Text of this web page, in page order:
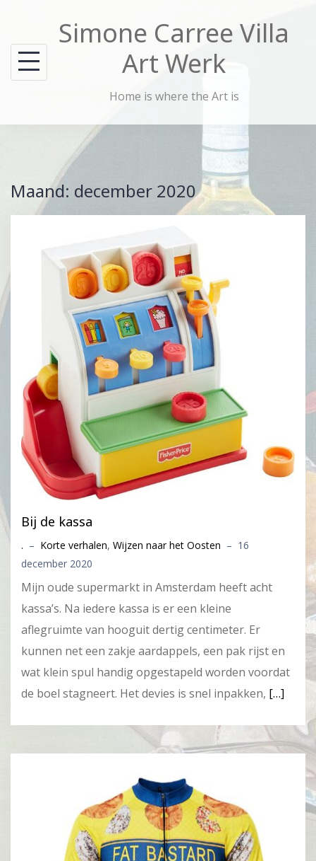
content
Simone Carree Villa
Art Werk
Home is where the Art is
Maand: december 2020
Bij de kassa
. – Korte verhalen, Wijzen naar het Oosten – 16
december 2020
Mijn oude supermarkt in Amsterdam heeft acht
kassa’s. Na iedere kassa is er een kleine
aflegruimte van hooguit dertig centimeter. Er
kunnen net een zakje aardappels, een pak rijst en
wat klein spul handig opgestapeld worden voordat
de boel stagneert. Het devies is snel inpakken, […]